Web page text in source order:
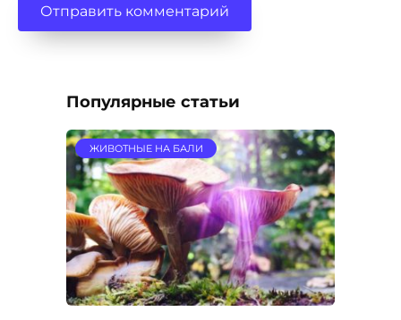
Популярные статьи
ЖИВОТНЫЕ НА БАЛИ